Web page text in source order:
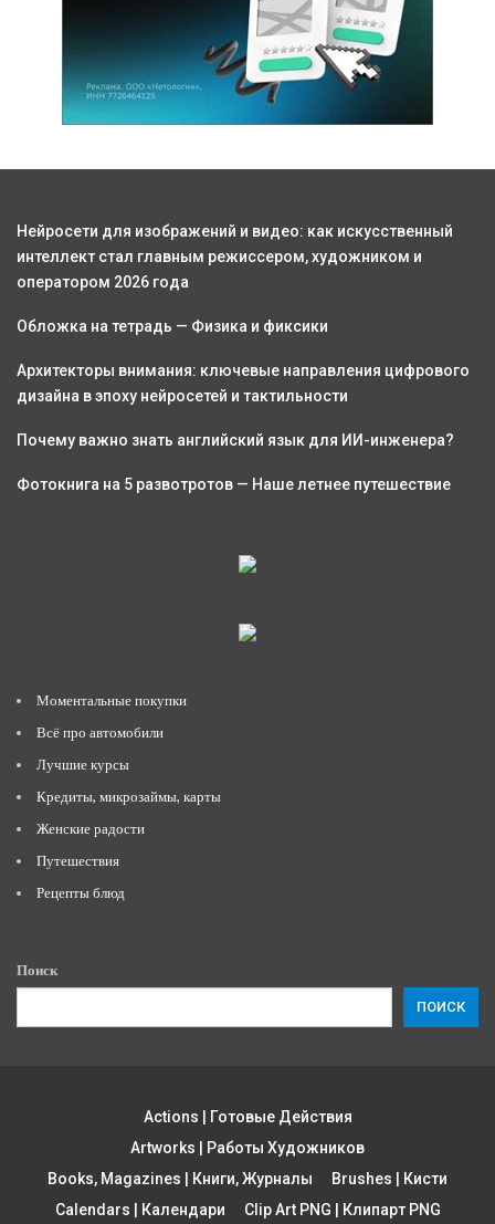
Нейросети для изображений и видео: как искусственный
интеллект стал главным режиссером, художником и
оператором 2026 года
Обложка на тетрадь — Физика и фиксики
Архитекторы внимания: ключевые направления цифрового
дизайна в эпоху нейросетей и тактильности
Почему важно знать английский язык для ИИ-инженера?
Фотокнига на 5 развотротов — Наше летнее путешествие
Моментальные покупки
Всё про автомобили
Лучшие курсы
Кредиты, микрозаймы, карты
Женские радости
Путешествия
Рецепты блюд
Поиск
ПОИСК
Actions | Готовые Действия
Artworks | Работы Художников
Books, Magazines | Книги, Журналы
Brushes | Кисти
Calendars | Календари
Clip Art PNG | Клипарт PNG